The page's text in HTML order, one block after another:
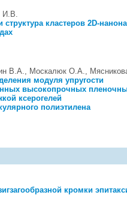
И.В.
кластеров 2D-
В.А., Москалюк О.А.,
модуля упругости
высокопрочных
ксерогелей
полиэтилена
кромки